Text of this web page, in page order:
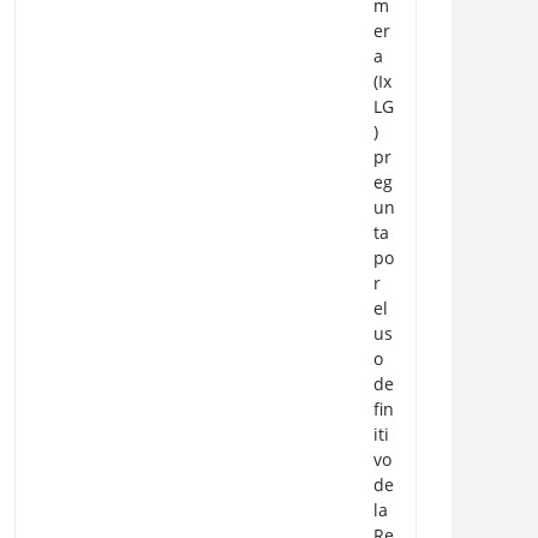
m
er
a
(Ix
LG
)
pr
eg
un
ta
po
r
el
us
o
de
fin
iti
vo
de
la